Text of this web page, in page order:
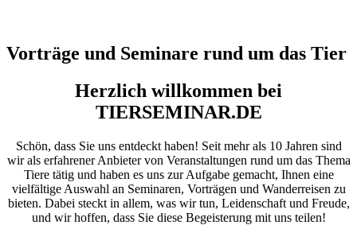
Vorträge und Seminare rund um das Tier
Herzlich willkommen bei
TIERSEMINAR.DE
Schön, dass Sie uns entdeckt haben! Seit mehr als 10 Jahren sind
wir als erfahrener Anbieter von Veranstaltungen rund um das Thema
Tiere tätig und haben es uns zur Aufgabe gemacht, Ihnen eine
vielfältige Auswahl an Seminaren, Vorträgen und Wanderreisen zu
bieten. Dabei steckt in allem, was wir tun, Leidenschaft und Freude,
und wir hoffen, dass Sie diese Begeisterung mit uns teilen!